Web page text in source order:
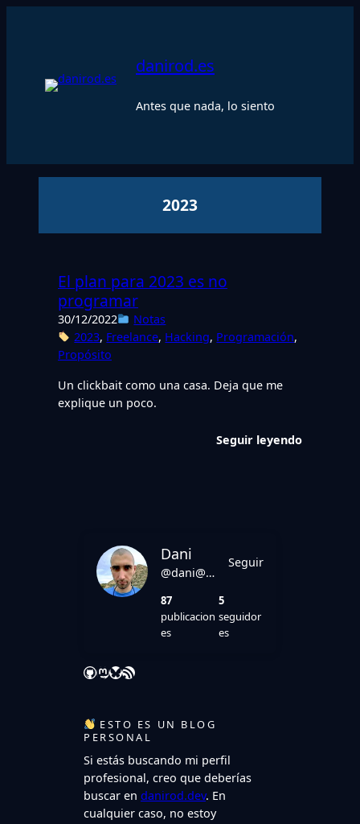
danirod.es
Antes que nada, lo siento
2023
El plan para 2023 es no
programar
30/12/2022
Notas
2023, Freelance, Hacking, Programación
Propósito
Un clickbait como una casa. Deja que me
explique un poco.
Seguir leyendo
Dani
@dani@danirod.es
Seguir
87
publicacion
es
5
seguidor
es
GitHub Mastodon Bluesky Feed RSS
ESTO ES UN BLOG
PERSONAL
Si estás buscando mi perfil
profesional, creo que deberías
buscar en danirod.dev. En
cualquier caso, no estoy